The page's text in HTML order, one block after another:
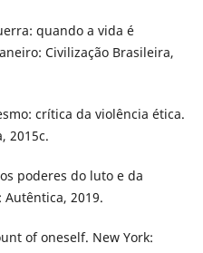
quando a vida é
Civilização Brasileira,
crítica da violência ética.
2015c.
poderes do luto e da
2019.
of oneself. New York: